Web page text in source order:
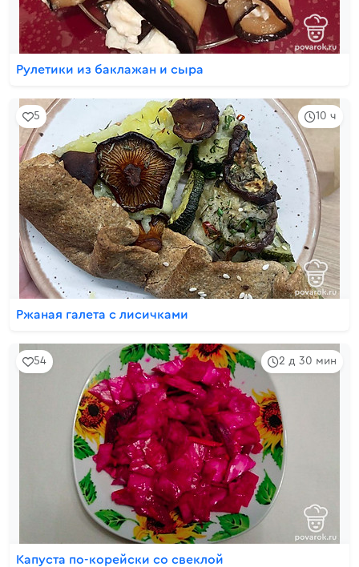
Рулетики из баклажан и сыра
10 ч
5
Ржаная галета с лисичками
2 д 30 мин
54
Капуста по-корейски со свеклой